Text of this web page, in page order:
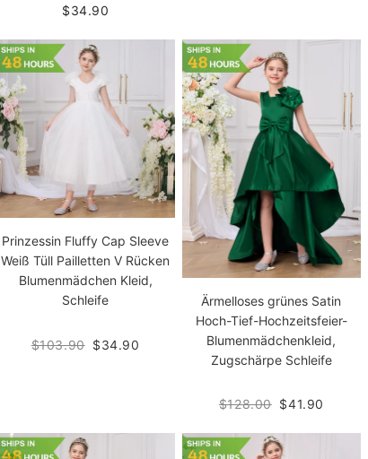
$34.90
Prinzessin Fluffy Cap Sleeve
Weiß Tüll Pailletten V Rücken
Blumenmädchen Kleid,
Schleife
$103.90 $34.90
Ärmelloses grünes Satin
Hoch-Tief-Hochzeitsfeier-
Blumenmädchenkleid,
Zugschärpe Schleife
$128.00 $41.90